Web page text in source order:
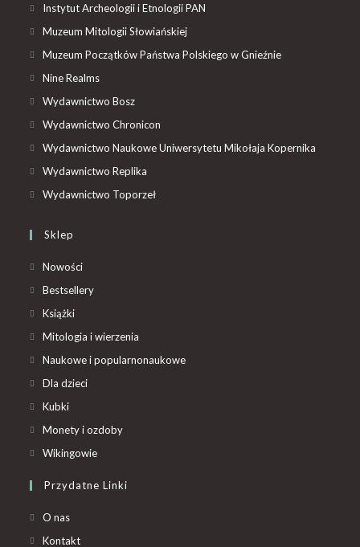
Instytut Archeologii i Etnologii PAN
Muzeum Mitologii Słowiańskiej
Muzeum Początków Państwa Polskiego w Gnieźnie
Nine Realms
Wydawnictwo Bosz
Wydawnictwo Chronicon
Wydawnictwo Naukowe Uniwersytetu Mikołaja Kopernika
Wydawnictwo Replika
Wydawnictwo Toporzeł
Sklep
Nowości
Bestsellery
Książki
Mitologia i wierzenia
Naukowe i popularnonaukowe
Dla dzieci
Kubki
Monety i ozdoby
Wikingowie
Przydatne Linki
O nas
Kontakt